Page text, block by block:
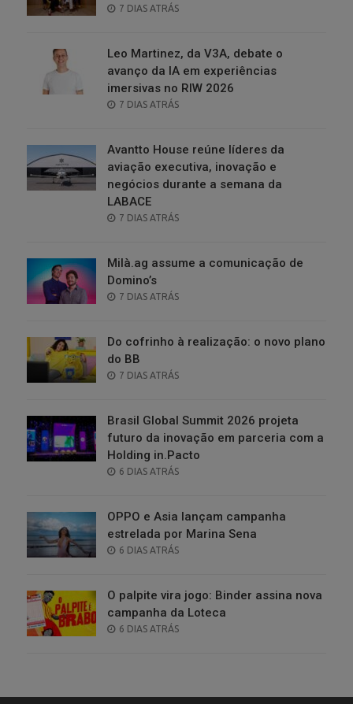
POSTED
7 DIAS ATRÁS
Leo Martinez, da V3A, debate o
avanço da IA em experiências
imersivas no RIW 2026
POSTED
7 DIAS ATRÁS
Avantto House reúne líderes da
aviação executiva, inovação e
negócios durante a semana da
LABACE
POSTED
7 DIAS ATRÁS
Milà.ag assume a comunicação de
Domino’s
POSTED
7 DIAS ATRÁS
Do cofrinho à realização: o novo plano
do BB
POSTED
7 DIAS ATRÁS
Brasil Global Summit 2026 projeta
futuro da inovação em parceria com a
Holding in.Pacto
POSTED
6 DIAS ATRÁS
OPPO e Asia lançam campanha
estrelada por Marina Sena
POSTED
6 DIAS ATRÁS
O palpite vira jogo: Binder assina nova
campanha da Loteca
POSTED
6 DIAS ATRÁS